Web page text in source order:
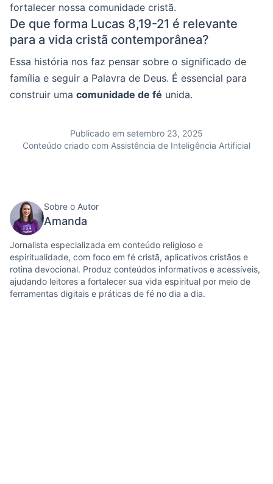
fortalecer nossa comunidade cristã.
De que forma Lucas 8,19-21 é relevante
para a vida cristã contemporânea?
Essa história nos faz pensar sobre o significado de
família e seguir a Palavra de Deus. É essencial para
construir uma comunidade de fé unida.
Publicado em setembro 23, 2025
Conteúdo criado com Assistência de Inteligência Artificial
Sobre o Autor
Amanda
Jornalista especializada em conteúdo religioso e
espiritualidade, com foco em fé cristã, aplicativos cristãos e
rotina devocional. Produz conteúdos informativos e acessíveis,
ajudando leitores a fortalecer sua vida espiritual por meio de
ferramentas digitais e práticas de fé no dia a dia.